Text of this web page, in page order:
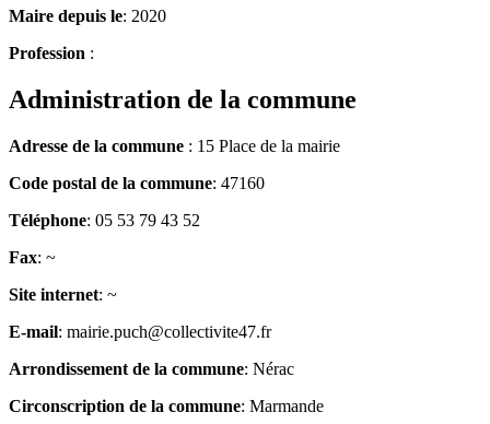
Maire depuis le: 2020
Profession :
Administration de la commune
Adresse de la commune : 15 Place de la mairie
Code postal de la commune: 47160
Téléphone: 05 53 79 43 52
Fax: ~
Site internet: ~
E-mail: mairie.puch@collectivite47.fr
Arrondissement de la commune: Nérac
Circonscription de la commune: Marmande